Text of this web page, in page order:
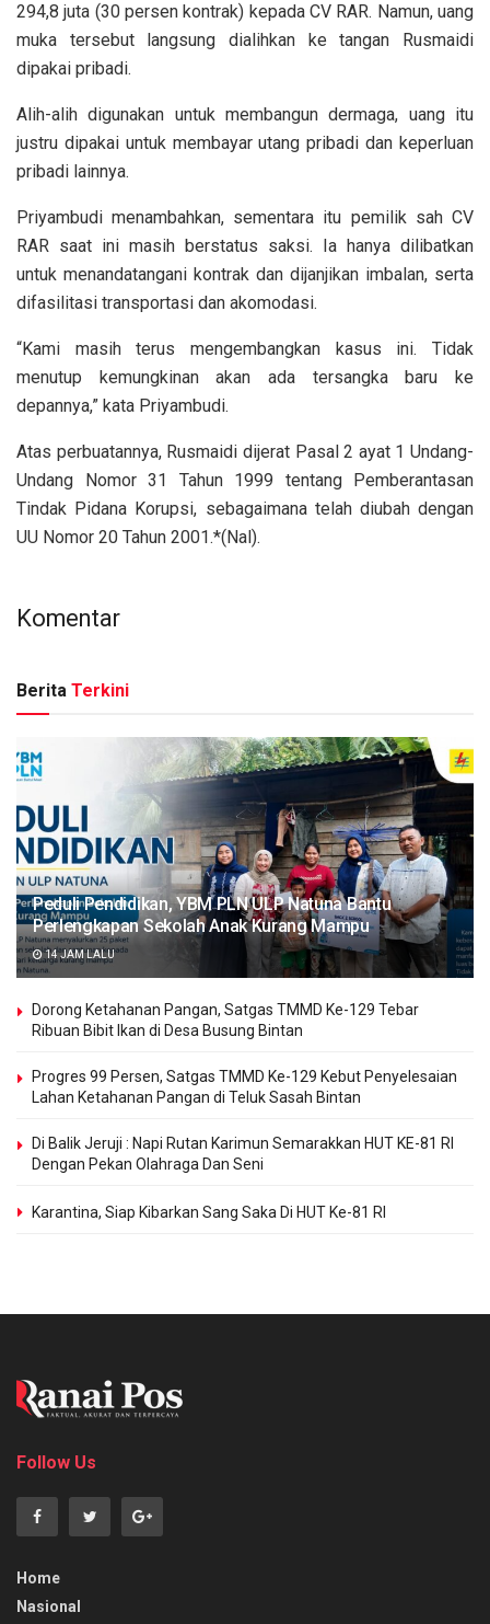
294,8 juta (30 persen kontrak) kepada CV RAR. Namun, uang
muka tersebut langsung dialihkan ke tangan Rusmaidi
dipakai pribadi.
Alih-alih digunakan untuk membangun dermaga, uang itu
justru dipakai untuk membayar utang pribadi dan keperluan
pribadi lainnya.
Priyambudi menambahkan, sementara itu pemilik sah CV
RAR saat ini masih berstatus saksi. Ia hanya dilibatkan
untuk menandatangani kontrak dan dijanjikan imbalan, serta
difasilitasi transportasi dan akomodasi.
“Kami masih terus mengembangkan kasus ini. Tidak
menutup kemungkinan akan ada tersangka baru ke
depannya,” kata Priyambudi.
Atas perbuatannya, Rusmaidi dijerat Pasal 2 ayat 1 Undang-
Undang Nomor 31 Tahun 1999 tentang Pemberantasan
Tindak Pidana Korupsi, sebagaimana telah diubah dengan
UU Nomor 20 Tahun 2001.*(Nal).
Komentar
Berita Terkini
Peduli Pendidikan, YBM PLN ULP Natuna Bantu
Perlengkapan Sekolah Anak Kurang Mampu
14 JAM LALU
Dorong Ketahanan Pangan, Satgas TMMD Ke-129 Tebar
Ribuan Bibit Ikan di Desa Busung Bintan
Progres 99 Persen, Satgas TMMD Ke-129 Kebut Penyelesaian
Lahan Ketahanan Pangan di Teluk Sasah Bintan
Di Balik Jeruji : Napi Rutan Karimun Semarakkan HUT KE-81 RI
Dengan Pekan Olahraga Dan Seni
Karantina, Siap Kibarkan Sang Saka Di HUT Ke-81 RI
Follow Us
Home
Nasional